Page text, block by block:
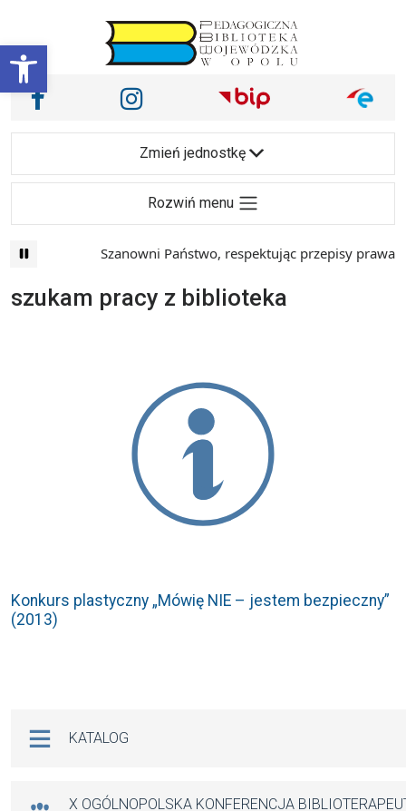
Otwórz pasek narzędzi
Main Navigation
Nasze media społecznościowe i inne
Facebook Instagram
Zmień jednostkę
Rozwiń menu
Szanowni Państwo, respektując przepisy prawa i
szukam pracy z biblioteka
Konkurs plastyczny „Mówię NIE – jestem bezpieczny”
(2013)
KATALOG
X OGÓLNOPOLSKA KONFERENCJA